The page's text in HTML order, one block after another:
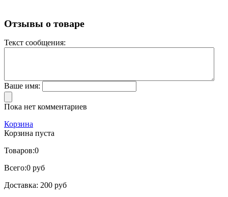
Отзывы о товаре
Текст сообщения:
Ваше имя:
Пока нет комментариев
Корзина
Корзина пуста
Товаров:0
Всего:0 руб
Доставка: 200 руб